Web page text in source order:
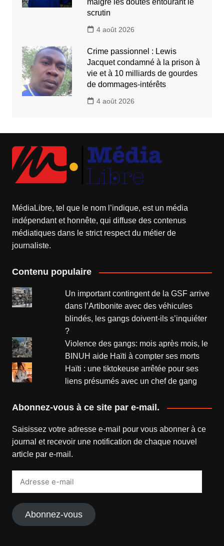
scrutin
4 août 2026
Crime passionnel : Lewis
Jacquet condamné à la prison à
vie et à 10 milliards de gourdes
de dommages-intérêts
4 août 2026
MédiaLibre, tel que le nom l’indique, est un média
indépendant et honnête, qui diffuse des contenus
médiatiques dans le strict respect du métier de
journaliste.
Contenu populaire
Un important contingent de la GSF arrive
dans l’Artibonite avec des véhicules
blindés, les gangs doivent-ils s’inquiéter
?
Violence des gangs: mois après mois, le
BINUH aide Haïti à compter ses morts
Haïti : une tiktokeuse arrêtée pour ses
liens présumés avec un chef de gang
Abonnez-vous à ce site par e-mail.
Saisissez votre adresse e-mail pour vous abonner à ce
journal et recevoir une notification de chaque nouvel
article par e-mail.
Abonnez-vous